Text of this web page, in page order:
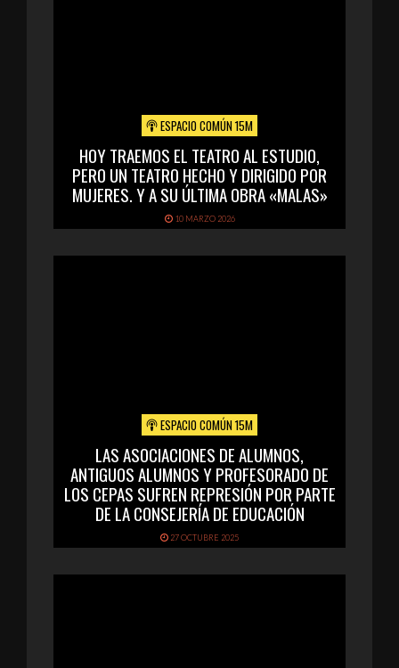
ESPACIO COMÚN 15M
HOY TRAEMOS EL TEATRO AL ESTUDIO,
PERO UN TEATRO HECHO Y DIRIGIDO POR
MUJERES. Y A SU ÚLTIMA OBRA «MALAS»
10 MARZO 2026
ESPACIO COMÚN 15M
LAS ASOCIACIONES DE ALUMNOS,
ANTIGUOS ALUMNOS Y PROFESORADO DE
LOS CEPAS SUFREN REPRESIÓN POR PARTE
DE LA CONSEJERÍA DE EDUCACIÓN
27 OCTUBRE 2025